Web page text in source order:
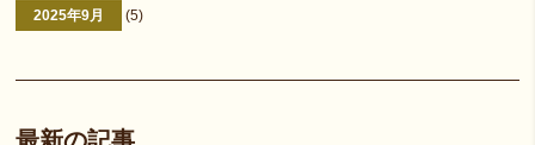
2025年9月
(5)